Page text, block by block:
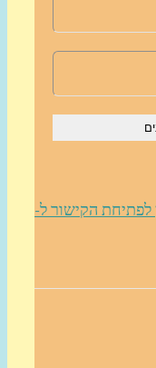
הקישור ל-